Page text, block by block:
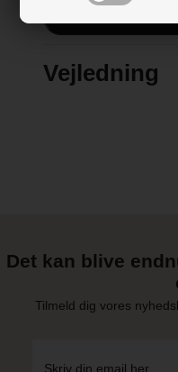
Designet og
Vejledning
Det kan blive
Tilmeld dig vores